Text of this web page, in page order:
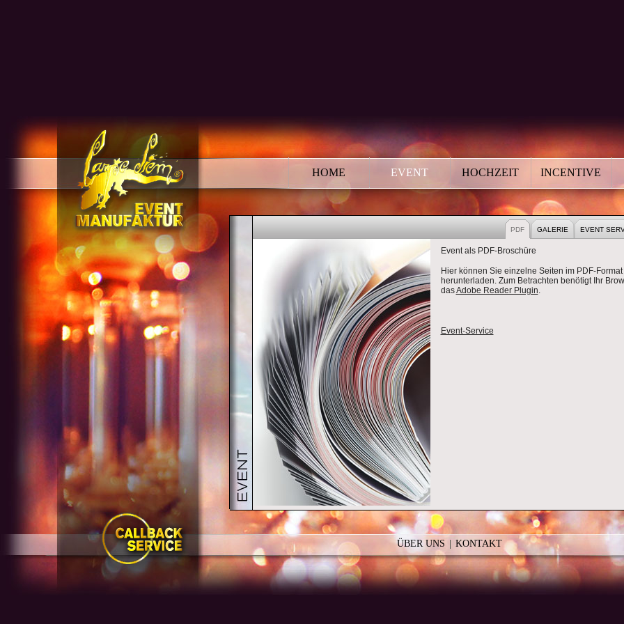
HOME EVENT
EVENT
GALERIE
PDF
HOCHZEIT INCENTIVE
Event als PDF-Broschüre
Hier können Sie einzelne Seiten im PDF-Format
herunterladen. Zum Betrachten benötigt Ihr
dasAdobe Reader Plugin.
Event-Service
ÜBER UNS KONTAKT